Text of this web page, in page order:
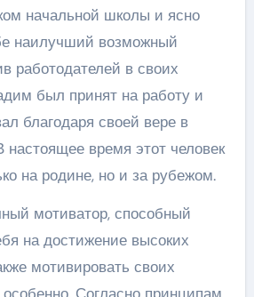
начальной школы и ясно
наилучший возможный
работодателей в своих
был принят на работу и
благодаря своей вере в
настоящее время этот человек
на родине, но и за рубежом.
мотиватор, способный
на достижение высоких
мотивировать своих